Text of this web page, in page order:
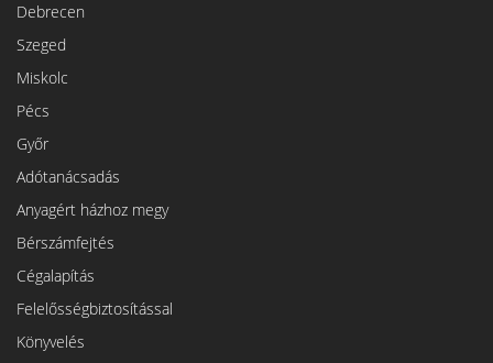
Debrecen
Szeged
Miskolc
Pécs
Győr
Adótanácsadás
Anyagért házhoz megy
Bérszámfejtés
Cégalapítás
Felelősségbiztosítással
Könyvelés